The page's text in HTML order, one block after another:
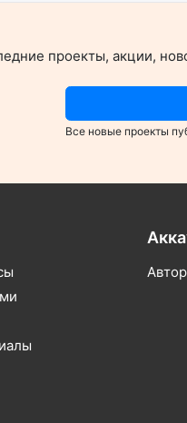
проекты, акции,
Все новые проекты